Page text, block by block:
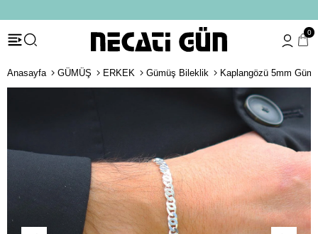
0
Anasayfa GÜMÜŞ ERKEK Gümüş Bileklik Kaplangözü 5mm